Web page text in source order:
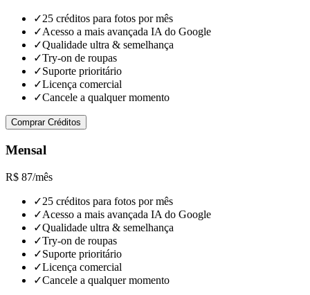
✓25 créditos para fotos por mês
✓Acesso a mais avançada IA do Google
✓Qualidade ultra & semelhança
✓Try-on de roupas
✓Suporte prioritário
✓Licença comercial
✓Cancele a qualquer momento
Comprar Créditos
Mensal
R$ 87/mês
✓25 créditos para fotos por mês
✓Acesso a mais avançada IA do Google
✓Qualidade ultra & semelhança
✓Try-on de roupas
✓Suporte prioritário
✓Licença comercial
✓Cancele a qualquer momento